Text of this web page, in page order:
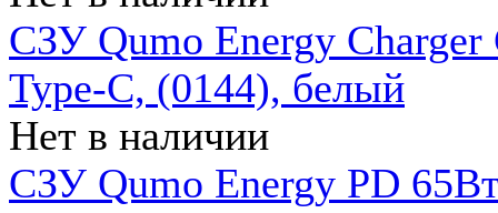
СЗУ Qumo Energy
Type-C, (0144), белый
Нет в наличии
СЗУ Qumo Energy PD